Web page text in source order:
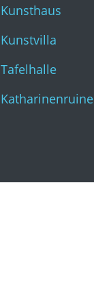
Kunsthaus
Kunstvilla
Tafelhalle
Katharinenruine